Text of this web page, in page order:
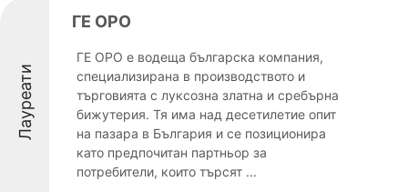
Лауреати
ГЕ ОРО
ГЕ ОРО е водеща българска компания,
специализирана в производството и
търговията с луксозна златна и сребърна
бижутерия. Тя има над десетилетие опит
на пазара в България и се позиционира
като предпочитан партньор за
потребители, които търсят ...